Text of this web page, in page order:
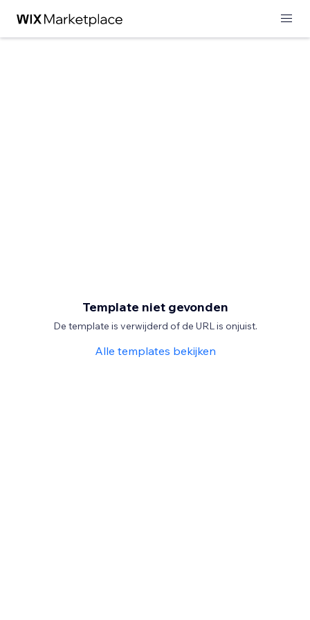
Template niet gevonden
De template is verwijderd of de URL is onjuist.
Alle templates bekijken